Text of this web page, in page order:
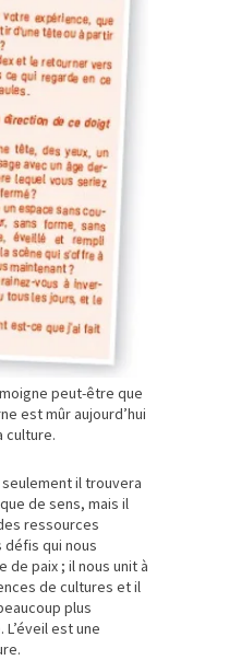
peut-être que
est mûr aujourd’hui
culture.
il trouvera
de sens, mais il
ressources
qui nous
de paix ; il nous unit à
de cultures et il
plus
est une